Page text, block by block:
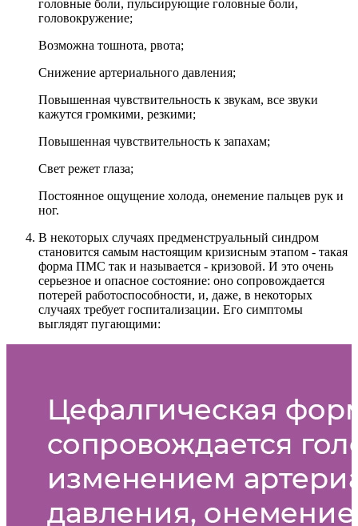
головные боли, пульсирующие головные боли,
головокружение;
Возможна тошнота, рвота;
Снижение артериального давления;
Повышенная чувствительность к звукам, все звуки
кажутся громкими, резкими;
Повышенная чувствительность к запахам;
Свет режет глаза;
Постоянное ощущение холода, онемение пальцев рук и
ног.
В некоторых случаях предменструальный синдром
становится самым настоящим кризисным этапом - такая
форма ПМС так и называется - кризовой. И это очень
серьезное и опасное состояние: оно сопровождается
потерей работоспособности, и, даже, в некоторых
случаях требует госпитализации. Его симптомы
выглядят пугающими: